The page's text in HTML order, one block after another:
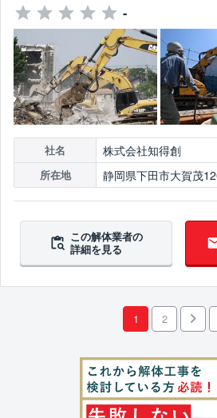
-
社名 株式会社知得創
所在地 静岡県下田市大賀茂
この解体業者の
詳細を見る
1 2